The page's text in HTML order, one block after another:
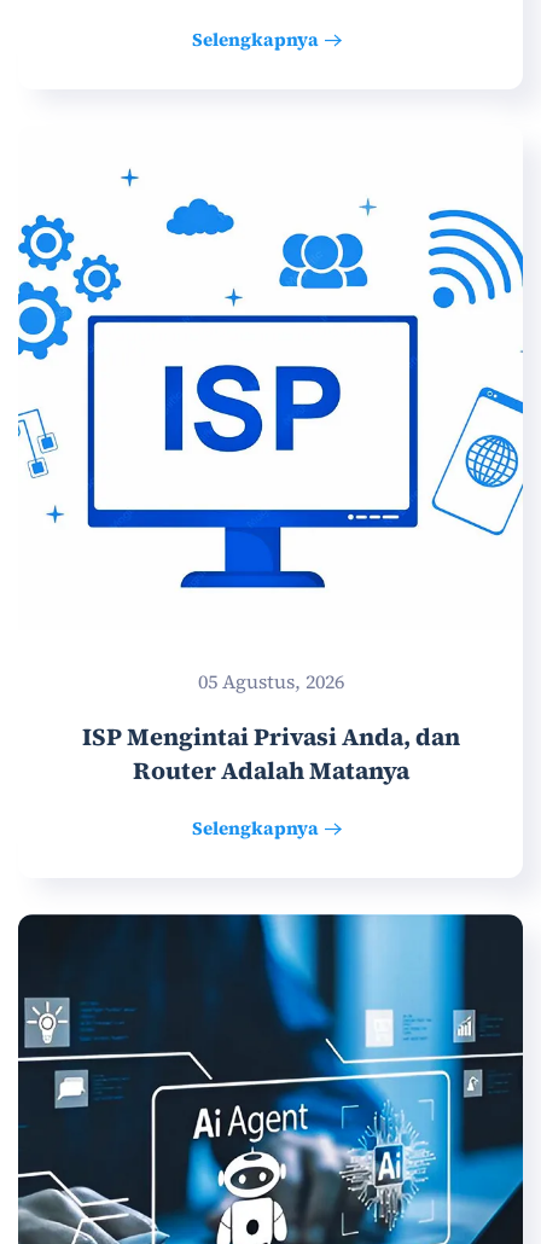
Selengkapnya
05 Agustus, 2026
ISP Mengintai Privasi Anda, dan
Router Adalah Matanya
Selengkapnya